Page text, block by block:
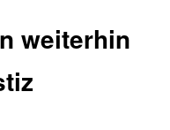
weiterhin